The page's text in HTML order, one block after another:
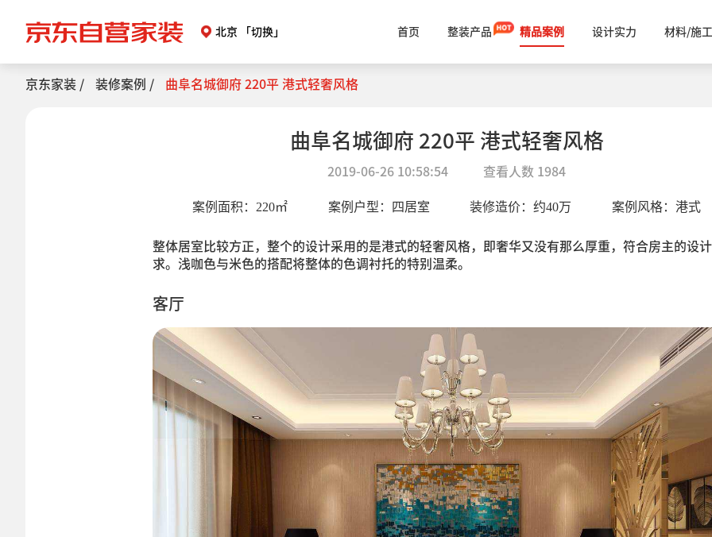
北京 「切换」 首页 整装产品 精品案例 设计实力 材料/施工
京东家装 / 装修案例 / 曲阜名城御府 220平 港式轻奢风格
曲阜名城御府 220平 港式轻奢风格
2019-06-26 10:58:54 查看人数 1984
案例面积： 220㎡ 案例户型： 四居室 装修造价：约40万 案例风格： 港式
整体居室比较方正，整个的设计采用的是港式的轻奢风格，即奢华又没有那么厚重，符合房主的设
求。浅咖色与米色的搭配将整体的色调衬托的特别温柔。
客厅